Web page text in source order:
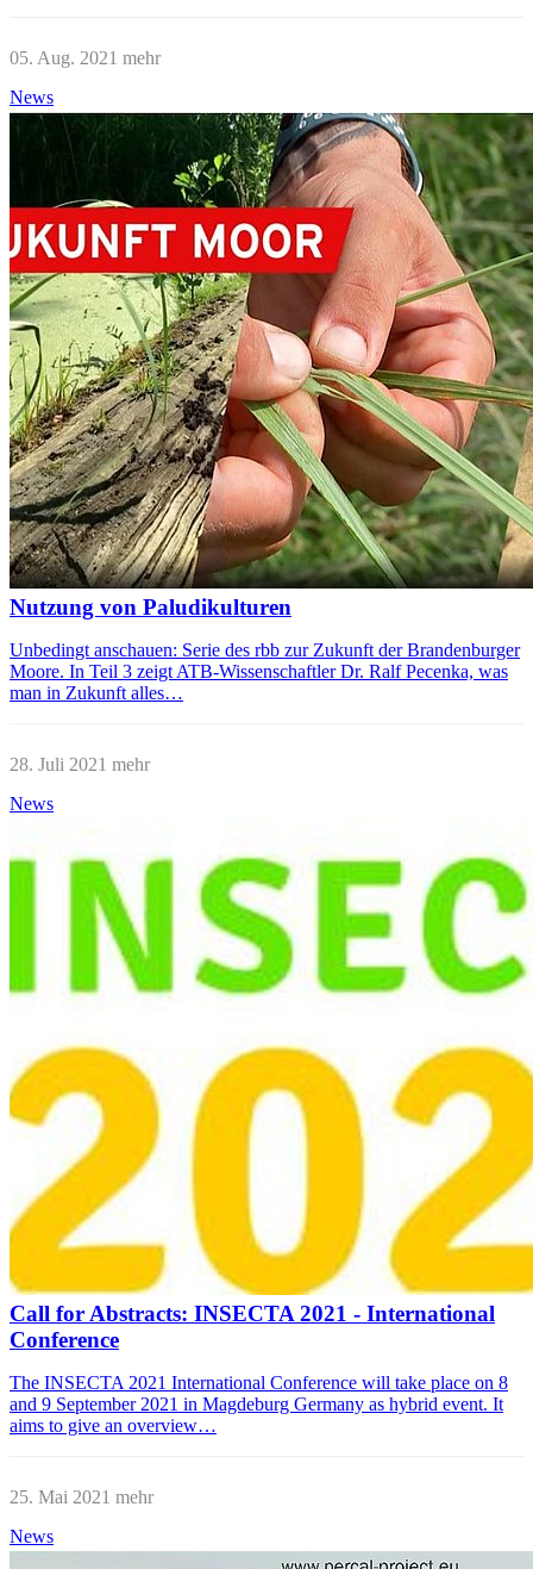
05. Aug. 2021 mehr
News
Nutzung von Paludikulturen
Unbedingt anschauen: Serie des rbb zur Zukunft der Brandenburger
Moore. In Teil 3 zeigt ATB-Wissenschaftler Dr. Ralf Pecenka, was
man in Zukunft alles…
28. Juli 2021 mehr
News
Call for Abstracts: INSECTA 2021 - International
Conference
The INSECTA 2021 International Conference will take place on 8
and 9 September 2021 in Magdeburg Germany as hybrid event. It
aims to give an overview…
25. Mai 2021 mehr
News